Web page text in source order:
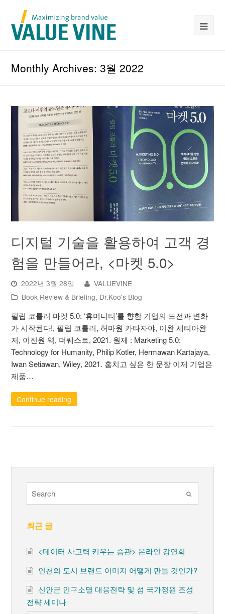
Monthly Archives: 3월 2022
디지털 기술을 활용하여 고객 경
험을 만들어라, <마켓 5.0>
2022년 3월 28일
VALUEVINE
Book Review & Briefing, Dr.Koo's Blog
필립 코틀러 마켓 5.0: ‘휴머니티’를 향한 기업의 도전과 변화
가 시작된다!, 필립 코틀러, 허마원 카타자야, 이완 세티아완
저, 이진원 역, 더퀘스트, 2021. 원제 : Marketing 5.0:
Technology for Humanity, Philip Kotler, Hermawan Kartajaya,
Iwan Setiawan, Wiley, 2021. 훔치고 싶은 한 문장 이제 기업은
제품…
Continue reading
최근 글
<데이터 사고력 키우는 습관> 온라인 강연회
인천의 도시 브랜드 이미지 어떻게 만들 것인가?
신안군 인구소멸 대응전략 및 섬 국가정원 조성
전략 세미나